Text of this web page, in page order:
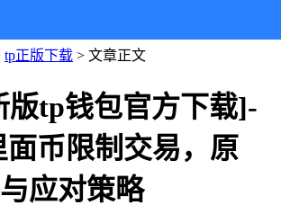
tp正版下载 > 文章正文
版tp钱包官方下载]-
币限制交易，原
应对策略